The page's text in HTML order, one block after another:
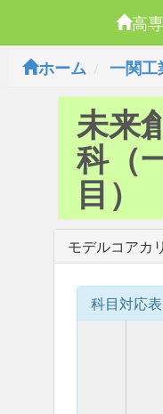
高
ホーム
一関工
未来
科（
目）
モデルコアカ
科目対応表